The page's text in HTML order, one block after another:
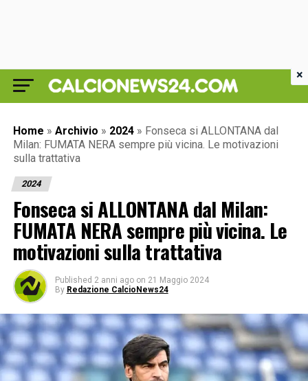
Home » Archivio » 2024 » Fonseca si ALLONTANA dal
Milan: FUMATA NERA sempre più vicina. Le motivazioni
sulla trattativa
2024
Fonseca si ALLONTANA dal Milan:
FUMATA NERA sempre più vicina. Le
motivazioni sulla trattativa
Published 2 anni ago on 21 Maggio 2024
By Redazione CalcioNews24
×